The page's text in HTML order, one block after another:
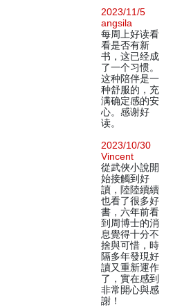
2023/11/5
angsila
每周上好读看
看是否有新
书，这已经成
了一个习惯。
这种陪伴是一
种舒服的，充
满确定感的安
心。感谢好
读。
2023/10/30
Vincent
從武俠小說開
始接觸到好
讀，陸陸續續
也看了很多好
書，六年前看
到周博士的消
息覺得十分不
捨與可惜，時
隔多年發現好
讀又重新運作
了，實在感到
非常開心與感
謝！